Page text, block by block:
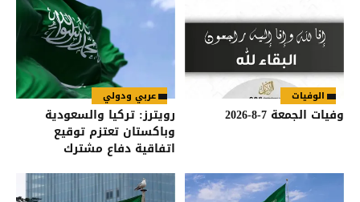
الوفيات
وفيات الجمعة 7-8-2026
عربي ودولي
رويترز: تركيا والسعودية
وباكستان تعتزم توقيع
اتفاقية دفاع مشترك